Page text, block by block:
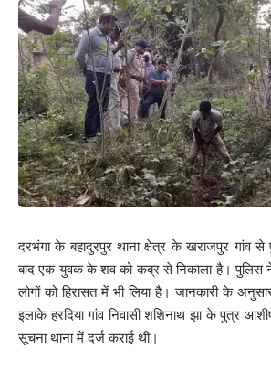
दरभंगा के बहादुरपुर थाना क्षेत्र के खराजपुर गांव से
बाद एक युवक के शव को कब्र से निकाला है। पुलिस
लोगों को हिरासत में भी लिया है। जानकारी के
इलाके हरदिया गांव निवासी शशिनाथ झा के पुत्र
सूचना थाना में दर्ज कराई थी।